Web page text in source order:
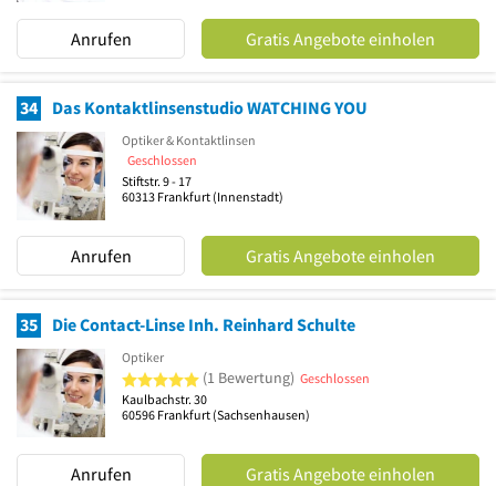
Anrufen Gratis Angebote einholen
34 Das Kontaktlinsenstudio WATCHING YOU
Optiker & Kontaktlinsen
Geschlossen
Stiftstr. 9 - 17
60313 Frankfurt (Innenstadt)
Anrufen Gratis Angebote einholen
35 Die Contact-Linse Inh. Reinhard Schulte
Optiker
5 von 5 Sternen
(1 Bewertung) Geschlossen
Kaulbachstr. 30
60596 Frankfurt (Sachsenhausen)
Anrufen Gratis Angebote einholen